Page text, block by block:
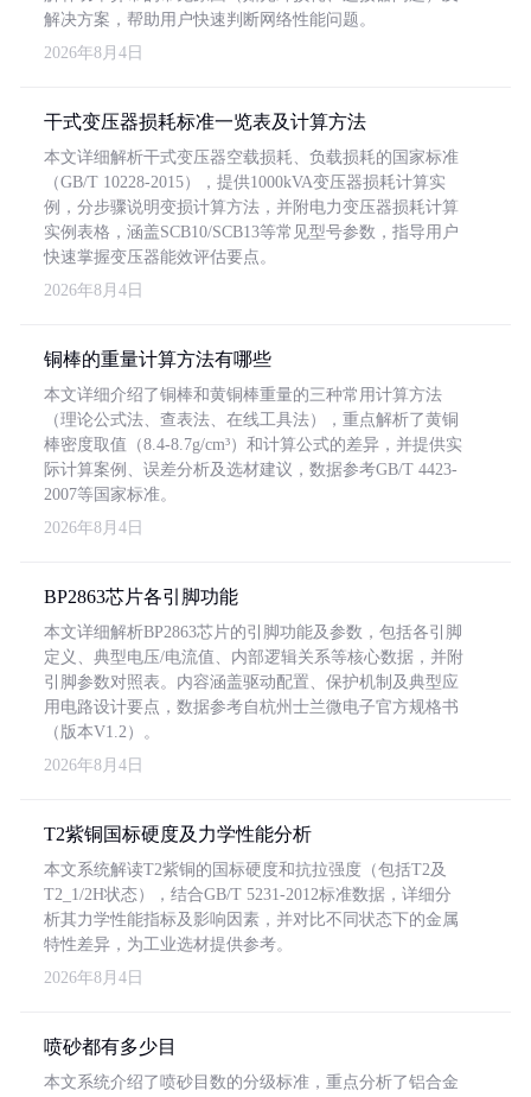
解决方案，帮助用户快速判断网络性能问题。
2026年8月4日
干式变压器损耗标准一览表及计算方法
本文详细解析干式变压器空载损耗、负载损耗的国家标准
（GB/T 10228-2015），提供1000kVA变压器损耗计算实
例，分步骤说明变损计算方法，并附电力变压器损耗计算
实例表格，涵盖SCB10/SCB13等常见型号参数，指导用户
快速掌握变压器能效评估要点。
2026年8月4日
铜棒的重量计算方法有哪些
本文详细介绍了铜棒和黄铜棒重量的三种常用计算方法
（理论公式法、查表法、在线工具法），重点解析了黄铜
棒密度取值（8.4-8.7g/cm³）和计算公式的差异，并提供实
际计算案例、误差分析及选材建议，数据参考GB/T 4423-
2007等国家标准。
2026年8月4日
BP2863芯片各引脚功能
本文详细解析BP2863芯片的引脚功能及参数，包括各引脚
定义、典型电压/电流值、内部逻辑关系等核心数据，并附
引脚参数对照表。内容涵盖驱动配置、保护机制及典型应
用电路设计要点，数据参考自杭州士兰微电子官方规格书
（版本V1.2）。
2026年8月4日
T2紫铜国标硬度及力学性能分析
本文系统解读T2紫铜的国标硬度和抗拉强度（包括T2及
T2_1/2H状态），结合GB/T 5231-2012标准数据，详细分
析其力学性能指标及影响因素，并对比不同状态下的金属
特性差异，为工业选材提供参考。
2026年8月4日
喷砂都有多少目
本文系统介绍了喷砂目数的分级标准，重点分析了铝合金